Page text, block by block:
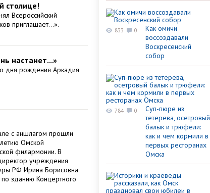
столице!
Всероссийский
приглашает…».
настанет...»
дня рождения Аркадия
с аншлагом прошли
Омской
филармонии. В
учреждения
РФ Ирина Борисовна
зданию Концертного
Как омичи
воссоздавали
Воскресенский
собор
833 0
Суп-пюре из
тетерева, осетровый
балык и трюфели:
как и чем кормили в
первых ресторанах
Омска
784 0